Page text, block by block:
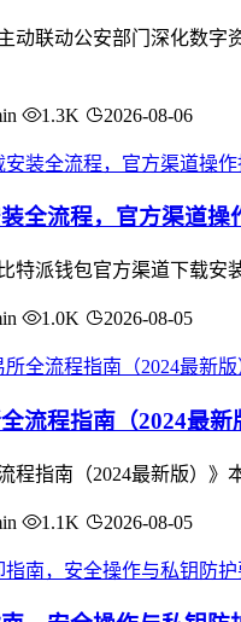
动联动公安部门深化数
1.3K 2026-08-06
全流程，官方渠道操
特派钱包官方渠道下载安
1.0K 2026-08-05
流程指南（2024最新
程指南（2024最新版）
1.1K 2026-08-05